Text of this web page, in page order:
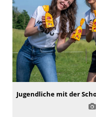
Jugendliche mit der